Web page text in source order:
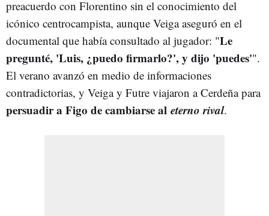
preacuerdo con Florentino sin el conocimiento del
icónico centrocampista, aunque Veiga aseguró en el
documental que había consultado al jugador: "Le
pregunté, 'Luis, ¿puedo firmarlo?', y dijo 'puedes'".
El verano avanzó en medio de informaciones
contradictorias, y Veiga y Futre viajaron a Cerdeña para
persuadir a Figo de cambiarse al eterno rival.